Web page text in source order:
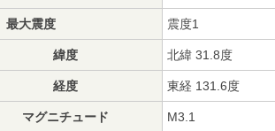
最大震度 震度1
緯度 北緯 31.8度
経度 東経 131.6度
マグニチュード M3.1